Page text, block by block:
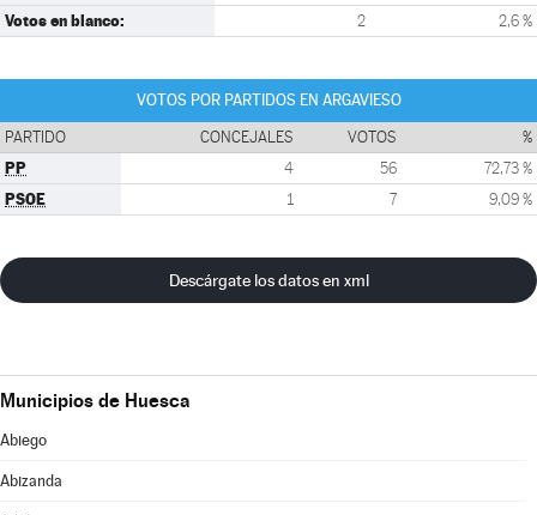
Votos en blanco: 2 2,6 %
VOTOS POR PARTIDOS EN ARGAVIESO
PARTIDO CONCEJALES VOTOS %
PP 4 56 72,73 %
PSOE 1 7 9,09 %
Descárgate los datos en xml
Municipios de Huesca
Abiego
Abizanda